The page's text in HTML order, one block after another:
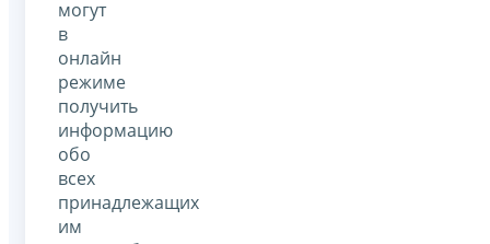
могут
в
онлайн
режиме
получить
информацию
обо
всех
принадлежащих
им